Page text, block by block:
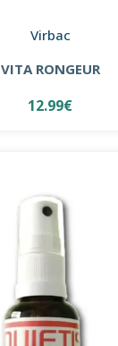
Virbac
VITA RONGEUR
12.99€